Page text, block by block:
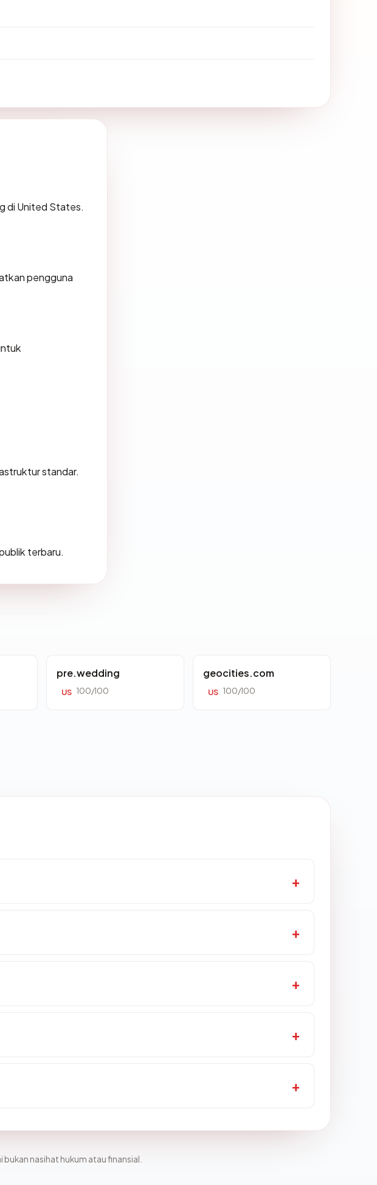
di United States.
pengguna
standar.
terbaru.
pre.wedding
US 100/100
geocities.com
US 100/100
nasihat hukum atau finansial.